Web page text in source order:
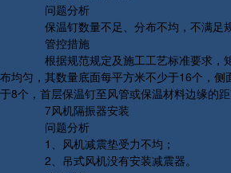
问题分析
保温钉数量不足、分布不均，不满足规
管控措施
根据规范规定及施工工艺标准要求，
布均匀，其数量底面每平方米不少于16个，
于8个，首层保温钉至风管或保温材料边缘的距
7风机隔振器安装
问题分析
1、风机减震垫受力不均；
2、吊式风机没有安装减震器。